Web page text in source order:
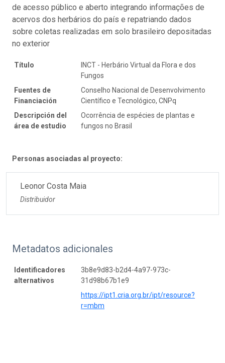
de acesso público e aberto integrando informações de
acervos dos herbários do país e repatriando dados
sobre coletas realizadas em solo brasileiro depositadas
no exterior
Título
INCT - Herbário Virtual da Flora e dos
Fungos
Fuentes de
Financiación
Conselho Nacional de Desenvolvimento
Científico e Tecnológico, CNPq
Descripción del
área de estudio
Ocorrência de espécies de plantas e
fungos no Brasil
Personas asociadas al proyecto:
Leonor Costa Maia
Distribuidor
Metadatos adicionales
Identificadores
alternativos
3b8e9d83-b2d4-4a97-973c-
31d98b67b1e9
https://ipt1.cria.org.br/ipt/resource?
r=mbm